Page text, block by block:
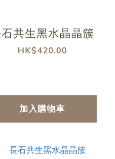
共生黑水晶晶簇
HK$420.00
加入購物車